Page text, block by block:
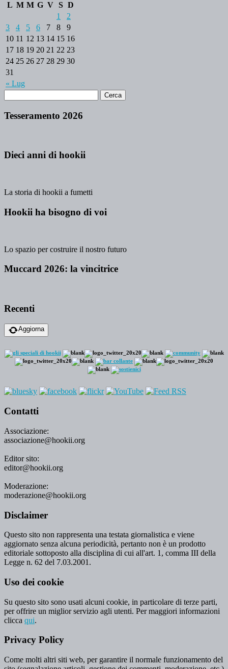
L M M G V S D
« Lug
1
2
3
4 5 6 7 8
9
10 11 12 13 14 15 16
17 18 19 20 21 22 23
24 25 26 27 28 29 30
31
Tesseramento 2026
Dieci anni di hookii
La storia di hookii a fumetti
Hookii ha bisogno di voi
Lo spazio per costruire il nostro futuro
Muccard 2026: la vincitrice
Recenti
Aggiorna
Contatti
Associazione:
associazione@hookii.org
Editor sito:
editor@hookii.org
Moderazione:
moderazione@hookii.org
Disclaimer
Questo sito non rappresenta una testata giornalistica e viene
aggiornato senza alcuna periodicità, pertanto non è un prodotto
editoriale sottoposto alla disciplina di cui all'art. 1, comma III della
Legge n. 62 del 7.03.2001.
Uso dei cookie
Su questo sito sono usati alcuni cookie, in particolare di terze parti,
per offrire un miglior servizio agli utenti. Per maggiori informazioni
clicca qui.
Privacy Policy
Come molti altri siti web, per garantire il normale funzionamento del